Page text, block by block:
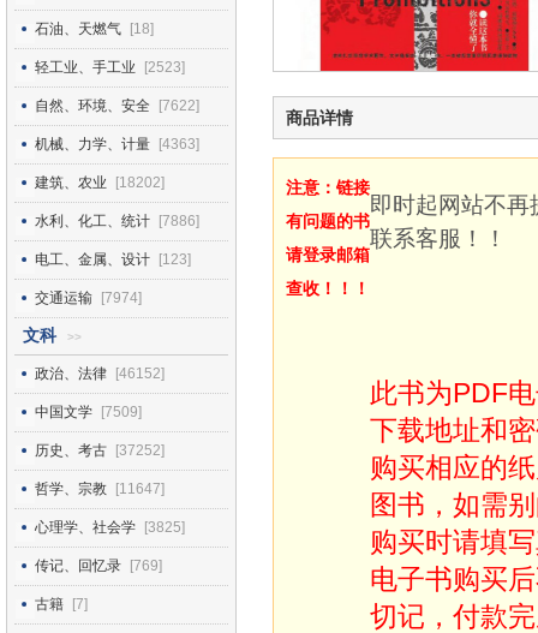
石油、天燃气 [18]
轻工业、手工业 [2523]
自然、环境、安全 [7622]
机械、力学、计量 [4363]
建筑、农业 [18202]
水利、化工、统计 [7886]
电工、金属、设计 [123]
交通运输 [7974]
文科 >>
政治、法律 [46152]
中国文学 [7509]
历史、考古 [37252]
哲学、宗教 [11647]
心理学、社会学 [3825]
传记、回忆录 [769]
古籍 [7]
商品详情
注意：链接
有问题的书
请登录邮箱
查收！！！
即时起网站不
联系客服！！
此书为PDF
下载地址和
购买相应的
图书，如需
购买时请填
电子书购买
切记，付款